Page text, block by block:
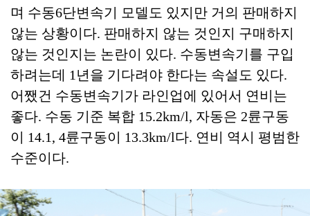
며 수동6단변속기 모델도 있지만 거의 판매하지
않는 상황이다. 판매하지 않는 것인지 구매하지
않는 것인지는 논란이 있다. 수동변속기를 구입
하려는데 1년을 기다려야 한다는 속설도 있다.
어쨌건 수동변속기가 라인업에 있어서 연비는
좋다. 수동 기준 복합 15.2km/l, 자동은 2륜구동
이 14.1, 4륜구동이 13.3km/l다. 연비 역시 평범한
수준이다.